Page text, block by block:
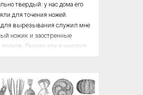
твердый: у нас дома его
для точения ножей.
вырезывания служил мне
ножик и заостренные
подков. Гвозди эти я находил
оттачивал их у нас на пороге.
открытый шкаф. В нем
вещи лежали в